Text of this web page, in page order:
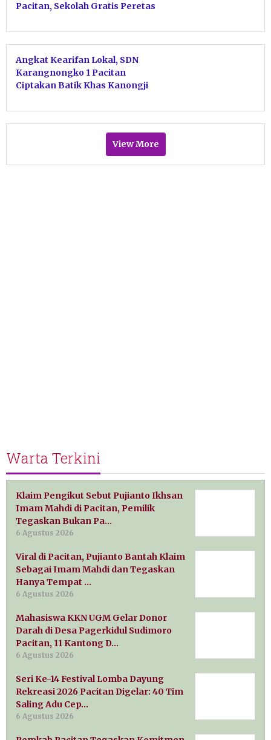
Pacitan, Sekolah Gratis Peretas
Angkat Kearifan Lokal, SDN
Karangnongko 1 Pacitan
Ciptakan Batik Khas Kanongji
View More
Warta Terkini
Klaim Pengikut Sebut Pujianto Ikhsan
Imam Mahdi di Pacitan, Pemilik
Tegaskan Bukan Pa…
6 Agustus 2026
Viral di Pacitan, Pujianto Bantah Klaim
Sebagai Imam Mahdi dan Tegaskan
Hanya Tempat …
6 Agustus 2026
Mahasiswa KKN UGM Gelar Donor
Darah di Desa Pagerkidul Sudimoro
Pacitan, 11 Kantong D…
6 Agustus 2026
Seri Ke-14 Festival Lomba Dayung
Rekreasi 2026 Pacitan Digelar: 40 Tim
Saling Adu Cep…
6 Agustus 2026